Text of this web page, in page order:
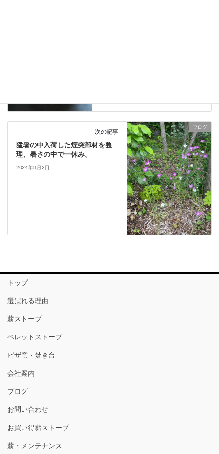
ブログ
次の記事
猛暑の中入荷した煙突部材を整
理、暑さの中で一休み。
2024年8月2日
トップ
選ばれる理由
薪ストーブ
ペレットストーブ
ピザ窯・焚き台
会社案内
ブログ
お問い合わせ
お買い得薪ストーブ
薪・メンテナンス